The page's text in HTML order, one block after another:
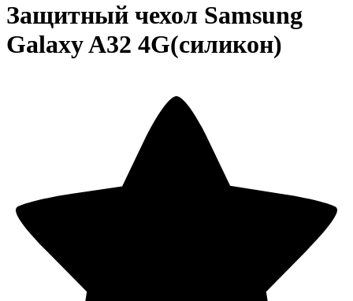
Защитный чехол Samsung
Galaxy A32 4G(силикон)